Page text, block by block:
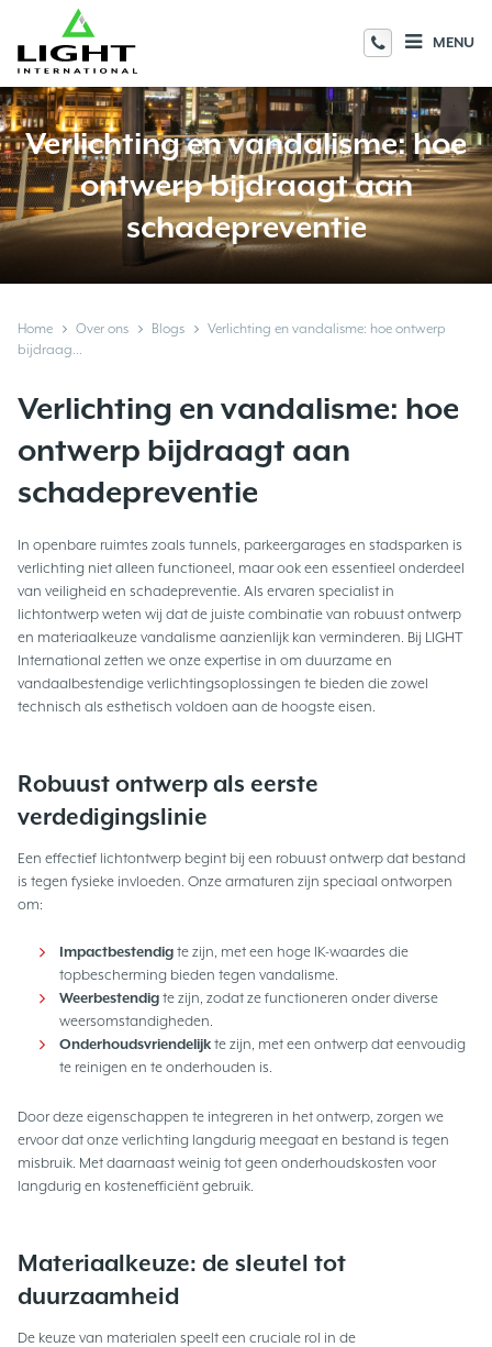
MENU
Verlichting en vandalisme: hoe
ontwerp bijdraagt aan
schadepreventie
Home Over ons Blogs
Verlichting en vandalisme: hoe ontwerp
bijdraag...
Verlichting en vandalisme: hoe
ontwerp bijdraagt aan
schadepreventie
In openbare ruimtes zoals tunnels, parkeergarages en stadsparken is
verlichting niet alleen functioneel, maar ook een essentieel onderdeel
van veiligheid en schadepreventie. Als ervaren specialist in
lichtontwerp weten wij dat de juiste combinatie van robuust ontwerp
en materiaalkeuze vandalisme aanzienlijk kan verminderen. Bij LIGHT
International zetten we onze expertise in om duurzame en
vandaalbestendige verlichtingsoplossingen te bieden die zowel
technisch als esthetisch voldoen aan de hoogste eisen.
Robuust ontwerp als eerste
verdedigingslinie
Een effectief lichtontwerp begint bij een robuust ontwerp dat bestand
is tegen fysieke invloeden. Onze armaturen zijn speciaal ontworpen
om:
Impactbestendig te zijn, met een hoge IK-waardes die
topbescherming bieden tegen vandalisme.
Weerbestendig te zijn, zodat ze functioneren onder diverse
weersomstandigheden.
Onderhoudsvriendelijk te zijn, met een ontwerp dat eenvoudig
te reinigen en te onderhouden is.
Door deze eigenschappen te integreren in het ontwerp, zorgen we
ervoor dat onze verlichting langdurig meegaat en bestand is tegen
misbruik. Met daarnaast weinig tot geen onderhoudskosten voor
langdurig en kostenefficiënt gebruik.
Materiaalkeuze: de sleutel tot
duurzaamheid
De keuze van materialen speelt een cruciale rol in de